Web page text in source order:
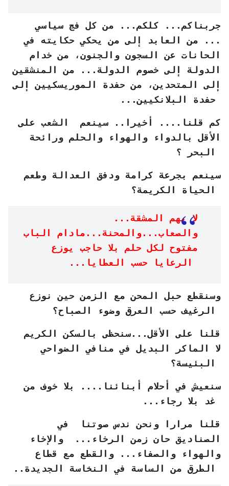
جربناكم... كلكم... من كل فج سياسي
... من العابد إلى من يحكي حكايته في
الحانات عن السجون والجنون، من خدام
الدولة إلى خصوم الدولة... من المنشقين
إلى المتحدين، من حفدة الموريسكيين إلى
حفدة البلانكيين...
كم قلنا.... أخيرا.. سينعم الشعب على
الأقل بالدواء والهواء والحلم ورائحة
البحر ؟
سينعم بجرعة كرامة ودفق العدالة وطعم
الحياة الكريمة؟
لا يهم المشقة...
والصعاب...والمحنة...مادام الباب
مفتوح لكل حلم بلا حاجب يوزع
الرعايا حسب العطايا...
وسنقطع حبل المحن مع الزمن حين نوزع
الرغيف حسب العرق وضوء الصباح؟
قلنا على الأقل...سنحظى بالسكن الكريم
لا الماكر البديل في منافي الضواحي
البئيسة؟
سنعيش في أحلام أبنائنا.... بلا خوف من
غد بلا رجاء...
قلنا مرارا ونحن ندس صوتنا في
الصناديق حان زمن الرخاء... والإخاء
والهواء والصفاء... والقطع مع قطاع
الطرق من الساسة في النخاسة الجديدة..